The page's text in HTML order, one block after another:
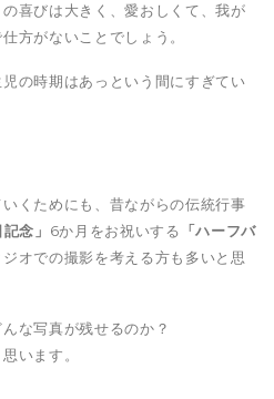
喜びは大きく、愛おしくて、我が
方がないことでしょう。
の時期はあっという間にすぎてい
くためにも、昔ながらの伝統行事
念」 6か月をお祝いする 「ハーフバ
オでの撮影を考える方も多いと思
な写真が残せるのか？
います。